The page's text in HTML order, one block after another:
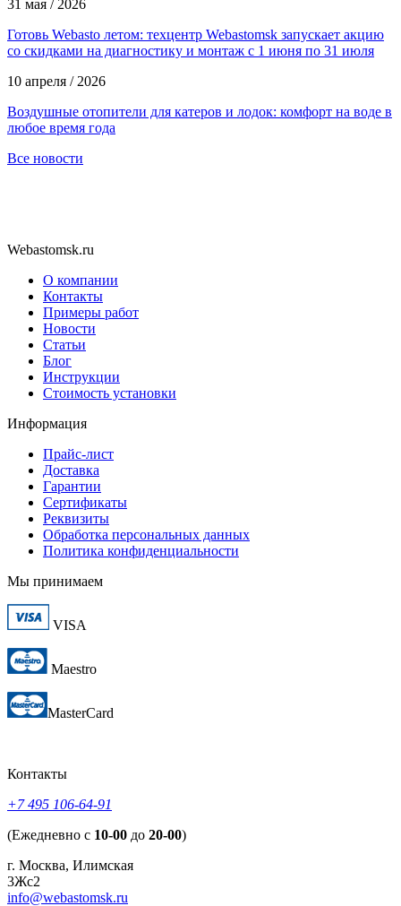
31 мая / 2026
Готовь Webasto летом: техцентр Webastomsk запускает акцию
со скидками на диагностику и монтаж с 1 июня по 31 июля
10 апреля / 2026
Воздушные отопители для катеров и лодок: комфорт на воде в
любое время года
Все новости
Webastomsk.ru
О компании
Контакты
Примеры работ
Новости
Статьи
Блог
Инструкции
Стоимость установки
Информация
Прайс-лист
Доставка
Гарантии
Сертификаты
Реквизиты
Обработка персональных данных
Политика конфиденциальности
Мы принимаем
VISA
Maestro
MasterCard
Контакты
+7 495 106-64-91
(Ежедневно с 10-00 до 20-00)
г. Москва, Илимская
3Жс2
info@webastomsk.ru